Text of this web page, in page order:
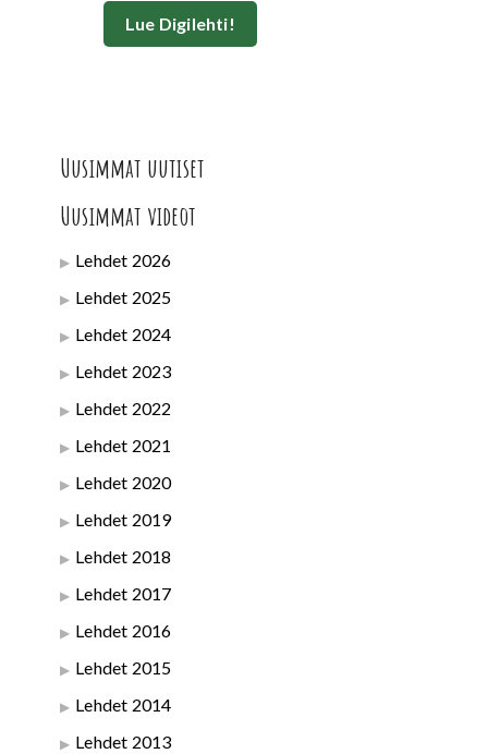
Lue Digilehti!
Uusimmat uutiset
Uusimmat videot
Lehdet 2026
Lehdet 2025
Lehdet 2024
Lehdet 2023
Lehdet 2022
Lehdet 2021
Lehdet 2020
Lehdet 2019
Lehdet 2018
Lehdet 2017
Lehdet 2016
Lehdet 2015
Lehdet 2014
Lehdet 2013